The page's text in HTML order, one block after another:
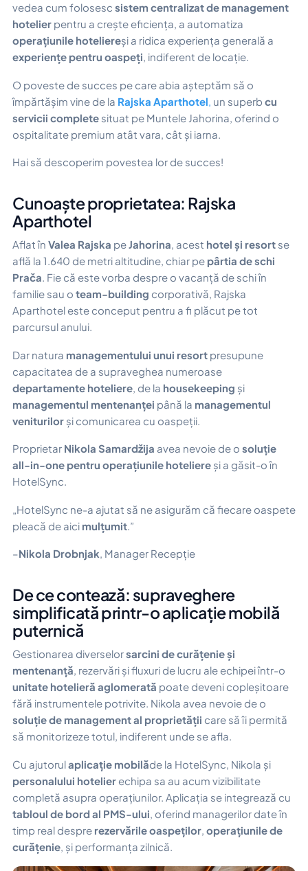
vedea cum folosesc sistem centralizat de management
hotelier pentru a crește eficiența, a automatiza
operațiunile hoteliereși a ridica experiența generală a
experiențe pentru oaspeți, indiferent de locație.
O poveste de succes pe care abia așteptăm să o
împărtășim vine de la Rajska Aparthotel un superb cu
servicii complete situat pe Muntele Jahorina, oferind o
ospitalitate premium atât vara, cât și iarna.
Hai să descoperim povestea lor de succes!
Cunoaște proprietatea: Rajska
Aparthotel
Aflat în Valea Rajska peJahorina, acest hotel și resort se
află la 1.640 de metri altitudine, chiar pe pârtia de schi
Prača. Fie că este vorba despre o vacanță de schi în
familie sau o team-building corporativă, Rajska
Aparthotel este conceput pentru a fi plăcut pe tot
parcursul anului.
Dar natura managementului unui resort presupune
capacitatea de a supraveghea numeroase
departamente hoteliere , de la housekeeping și
managementul mentenanței până la managementul
veniturilor și comunicarea cu oaspeții.
Proprietar Nikola Samardžija avea nevoie de o soluție
all-in-one pentru operațiunile hoteliere și a găsit-o în
HotelSync.
„HotelSync ne-a ajutat să ne asigurăm că fiecare oaspete
pleacă de aici mulțumit .”
–Nikola Drobnjak, Manager Recepție
De ce contează: supraveghere
simplificată printr-o aplicație mobilă
puternică
Gestionarea diverselorsarcini de curățenie și
mentenanță, rezervări și fluxuri de lucru ale echipei într-o
unitate hotelieră aglomerată poate deveni copleșitoare
fără instrumentele potrivite. Nikola avea nevoie de o
soluție de management al proprietății care să îi permită
să monitorizeze totul, indiferent unde se afla.
Cu ajutorulaplicație mobilăde la HotelSync, Nikola și
personalului hotelier echipa sa au acum vizibilitate
completă asupra operațiunilor. Aplicația se integrează cu
tabloul de bord al PMS-ului , oferind managerilor date în
timp real despre rezervările oaspeților operațiunile de
curățenie , și performanța zilnică.